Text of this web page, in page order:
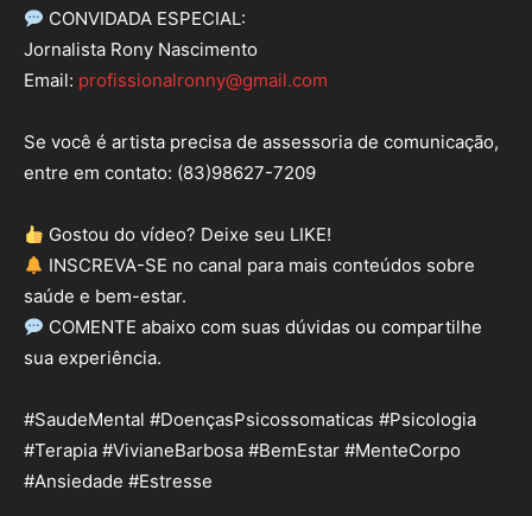
CONVIDADA ESPECIAL:
Jornalista Rony Nascimento
Email: profissionalronny@gmail.com
Se você é artista precisa de assessoria de comunicação,
entre em contato: (83)98627-7209
Gostou do vídeo? Deixe seu LIKE!
INSCREVA-SE no canal para mais conteúdos sobre
saúde e bem-estar.
COMENTE abaixo com suas dúvidas ou compartilhe
sua experiência.
#SaudeMental #DoençasPsicossomaticas #Psicologia
#Terapia #VivianeBarbosa #BemEstar #MenteCorpo
#Ansiedade #Estresse